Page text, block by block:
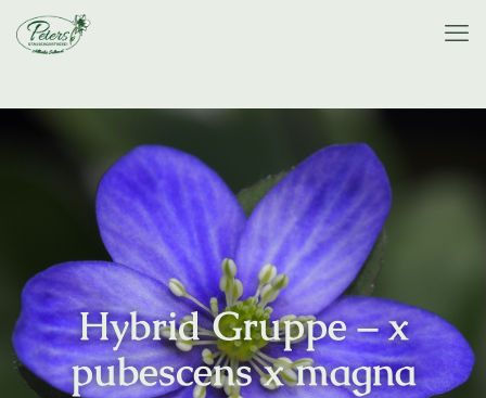
Hybrid Gruppe – x
pubescens x magna